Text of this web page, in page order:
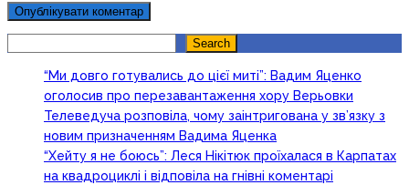
Search
“Ми довго готувались до цієї миті”: Вадим Яценко
оголосив про перезавантаження хору Верьовки
Телеведуча розповіла, чому заінтригована у зв’язку з
новим призначенням Вадима Яценка
“Хейту я не боюсь”: Леся Нікітюк проїхалася в Карпатах
на квадроциклі і відповіла на гнівні коментарі